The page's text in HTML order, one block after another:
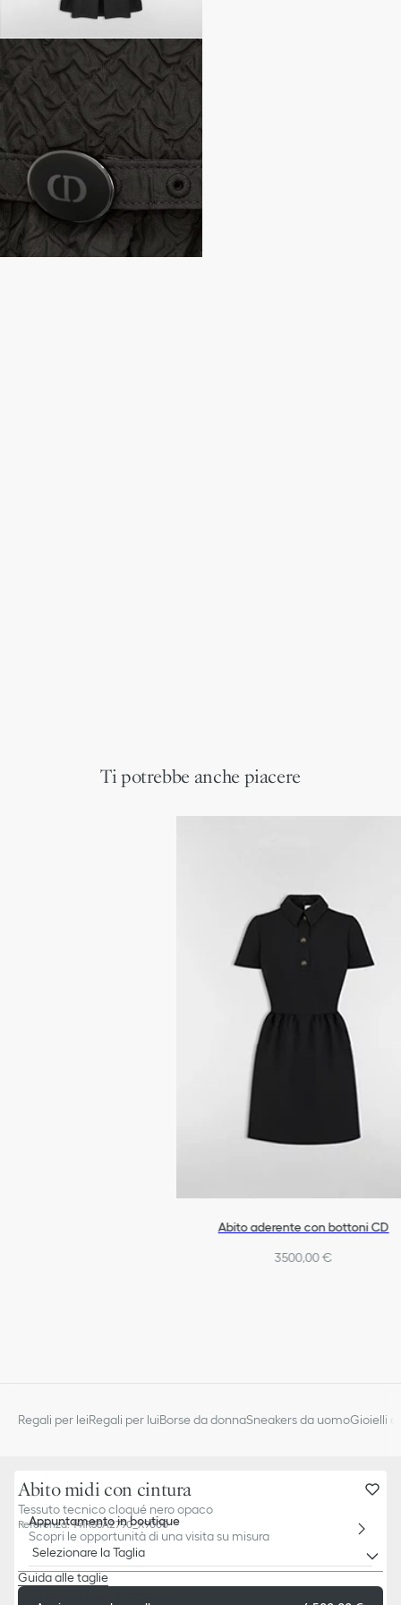
Abito midi con cintura
Tessuto tecnico cloqué nero opaco
Referenza:141R38A2790_X9000
Selezionare la Taglia
Guida alle taglie
Ti potrebbe anche piacere
Abito aderente con bottoni CD
3500,00 €
Regali per leiRegali per luiBorse da donnaSneakers da uomoGioielli
Appuntamento in boutique
Scopri le opportunità di una visita su misura